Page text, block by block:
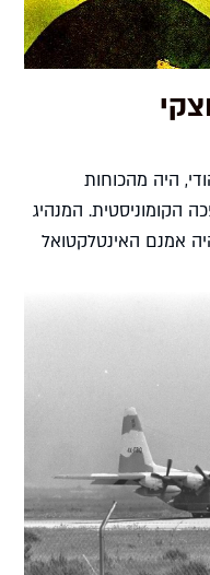
היה מהכוחות
הקומוניסטית. המנהיג
אמנם האינטלקטואל
בשימוש באלימות